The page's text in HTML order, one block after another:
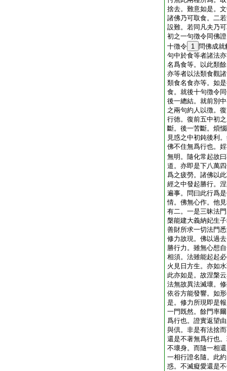
捨去。難意如是。
諸佛乃可取食。二
設難。若同凡夫乃
初之一句徴令同佛
十徴令 1 問佛成
句中於食等者諸法
名爲食等。以此類
亦等者以法類食觀
類食名食亦等。如
食。就後十句徴令
後一總結。就前別
之兩句約人以徴。
行徳。復前五中初
斷。後一苦斷。煩
見惑之中初鈍後利
佛不住無爲行也。
無明。隨化常起故
道。亦即是下八萬
爲之疲勞。諸佛以
經之中發起勝行。
遍事。問曰此行爲
情。佛無心作。他
有二。一是三昧法
槃能建大義納妃生
善財所求一切法門
修力故現。佛以過
勝行力。雖無心想
相須。法雖能起起
火見日方生。亦如
此亦如是。故涅槃
法無故異法滅壞。
依谷方能發響。如
是。修力所現即是
一門既然。餘門率
爲行也。證實返望
與倶。非是有法捨
還是不著無爲行也
不壞身。而隨一相
一相行證名隨。此
惑。不滅癡愛還是